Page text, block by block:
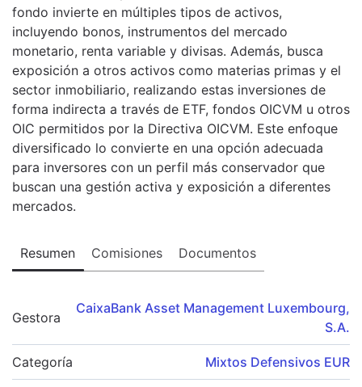
fondo invierte en múltiples tipos de activos,
incluyendo bonos, instrumentos del mercado
monetario, renta variable y divisas. Además, busca
exposición a otros activos como materias primas y el
sector inmobiliario, realizando estas inversiones de
forma indirecta a través de ETF, fondos OICVM u otros
OIC permitidos por la Directiva OICVM. Este enfoque
diversificado lo convierte en una opción adecuada
para inversores con un perfil más conservador que
buscan una gestión activa y exposición a diferentes
mercados.
Resumen Comisiones Documentos
Gestora
CaixaBank Asset Management Luxembourg,
S.A.
Categoría Mixtos Defensivos EUR